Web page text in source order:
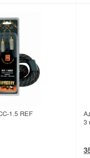
1.5 REF
3